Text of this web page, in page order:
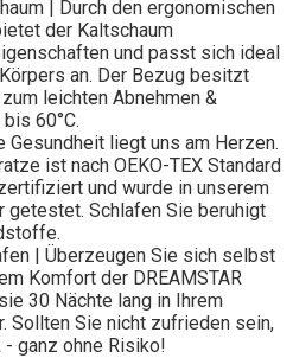
| Durch den ergonomischen
der Kaltschaum
und passt sich ideal
an. Der Bezug besitzt
leichten Abnehmen &
60°C.
Gesundheit liegt uns am Herzen.
ist nach OEKO-TEX Standard
und wurde in unserem
getestet. Schlafen Sie beruhigt
| Überzeugen Sie sich selbst
Komfort der DREAMSTAR
30 Nächte lang in Ihrem
Sollten Sie nicht zufrieden sein,
- ganz ohne Risiko!